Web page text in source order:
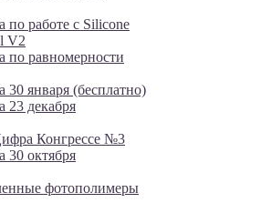
по работе с Silicone
V2
по равномерности
30 января (бесплатно)
23 декабря
Конгрессе №3
30 октября
фотополимеры